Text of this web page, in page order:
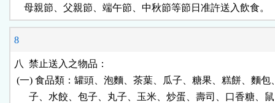
8
八  禁止送入之物品：
(一) 食品類：罐頭、泡麵、茶葉、瓜子、糖果、糕餅、麵包
子、水餃、包子、丸子、玉米、炒蛋、壽司、口香糖、